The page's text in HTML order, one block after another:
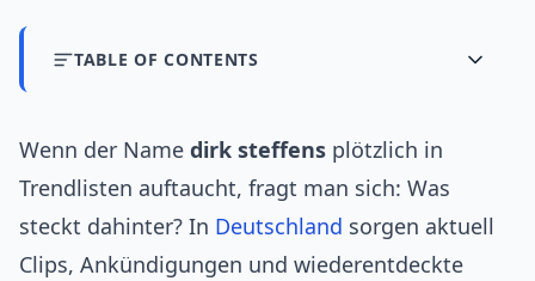
TABLE OF CONTENTS
Wenn der Name dirk steffens plötzlich in
Trendlisten auftaucht, fragt man sich: Was
steckt dahinter? In Deutschland sorgen aktuell
Clips, Ankündigungen und wiederentdeckte